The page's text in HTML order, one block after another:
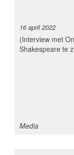
16 april 2022
(Interview met
Shakespeare te
thema
Media